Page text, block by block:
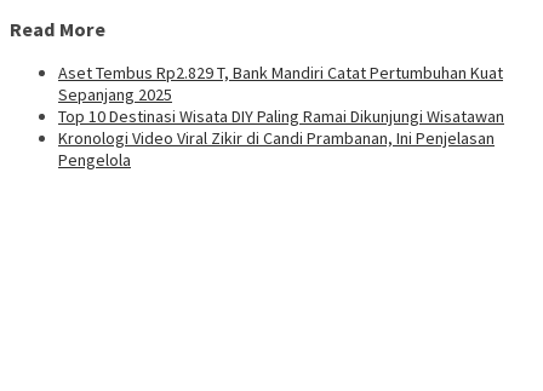
Read More
Aset Tembus Rp2.829 T, Bank Mandiri Catat Pertumbuhan Kuat
Sepanjang 2025
Top 10 Destinasi Wisata DIY Paling Ramai Dikunjungi Wisatawan
Kronologi Video Viral Zikir di Candi Prambanan, Ini Penjelasan
Pengelola